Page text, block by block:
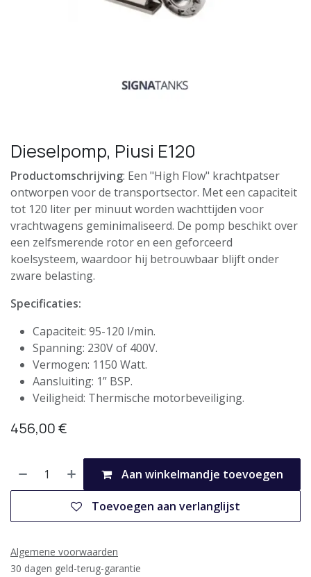
Dieselpomp, Piusi E120
Productomschrijving: Een "High Flow" krachtpatser
ontworpen voor de transportsector. Met een capaciteit
tot 120 liter per minuut worden wachttijden voor
vrachtwagens geminimaliseerd. De pomp beschikt over
een zelfsmerende rotor en een geforceerd
koelsysteem, waardoor hij betrouwbaar blijft onder
zware belasting.
Specificaties:
Capaciteit: 95-120 l/min.
Spanning: 230V of 400V.
Vermogen: 1150 Watt.
Aansluiting: 1” BSP.
Veiligheid: Thermische motorbeveiliging.
456,00€
Aan winkelmandje toevoegen
Toevoegen aan verlanglijst
Algemene voorwaarden
30 dagen geld-terug-garantie